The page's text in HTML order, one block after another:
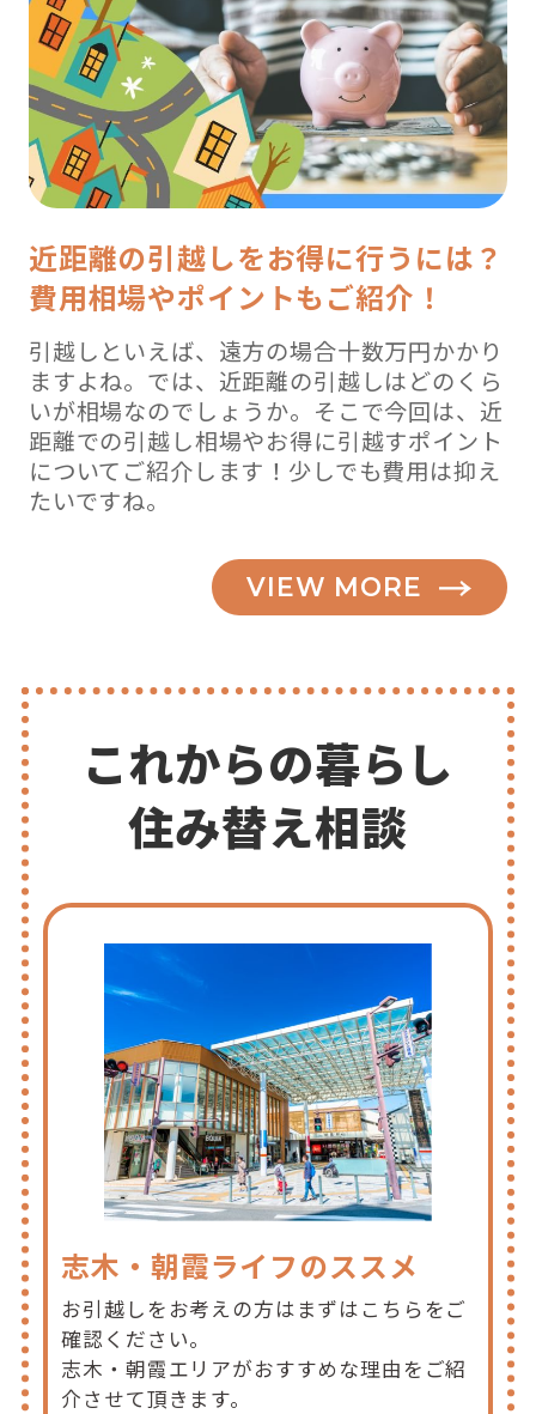
近距離の引越しをお得に行うには？
費用相場やポイントもご紹介！
引越しといえば、遠方の場合十数万円かかり
ますよね。では、近距離の引越しはどのくら
いが相場なのでしょうか。そこで今回は、近
距離での引越し相場やお得に引越すポイント
についてご紹介します！少しでも費用は抑え
たいですね。
VIEW MORE
これからの暮らし
住み替え相談
志木・朝霞ライフのススメ
お引越しをお考えの方はまずはこちらをご
確認ください。
志木・朝霞エリアがおすすめな理由をご紹
介させて頂きます。